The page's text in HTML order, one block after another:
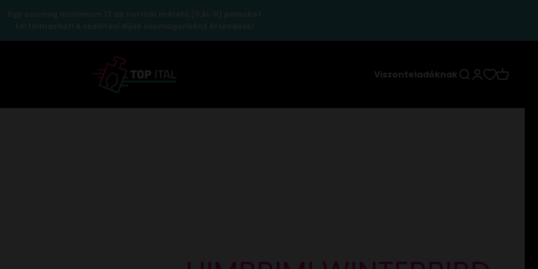
TopItal
Viszonteladóknak Keresés
Bejelentkezés
Kosár